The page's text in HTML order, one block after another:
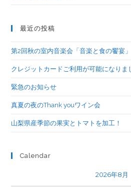
最近の投稿
第2回秋の室内音楽会「音楽と食の饗宴
クレジットカードご利用が可能になりま
緊急のお知らせ
真夏の夜のThank youワイン会
山梨県産季節の果実とトマトを加工！
Calendar
2026年8月